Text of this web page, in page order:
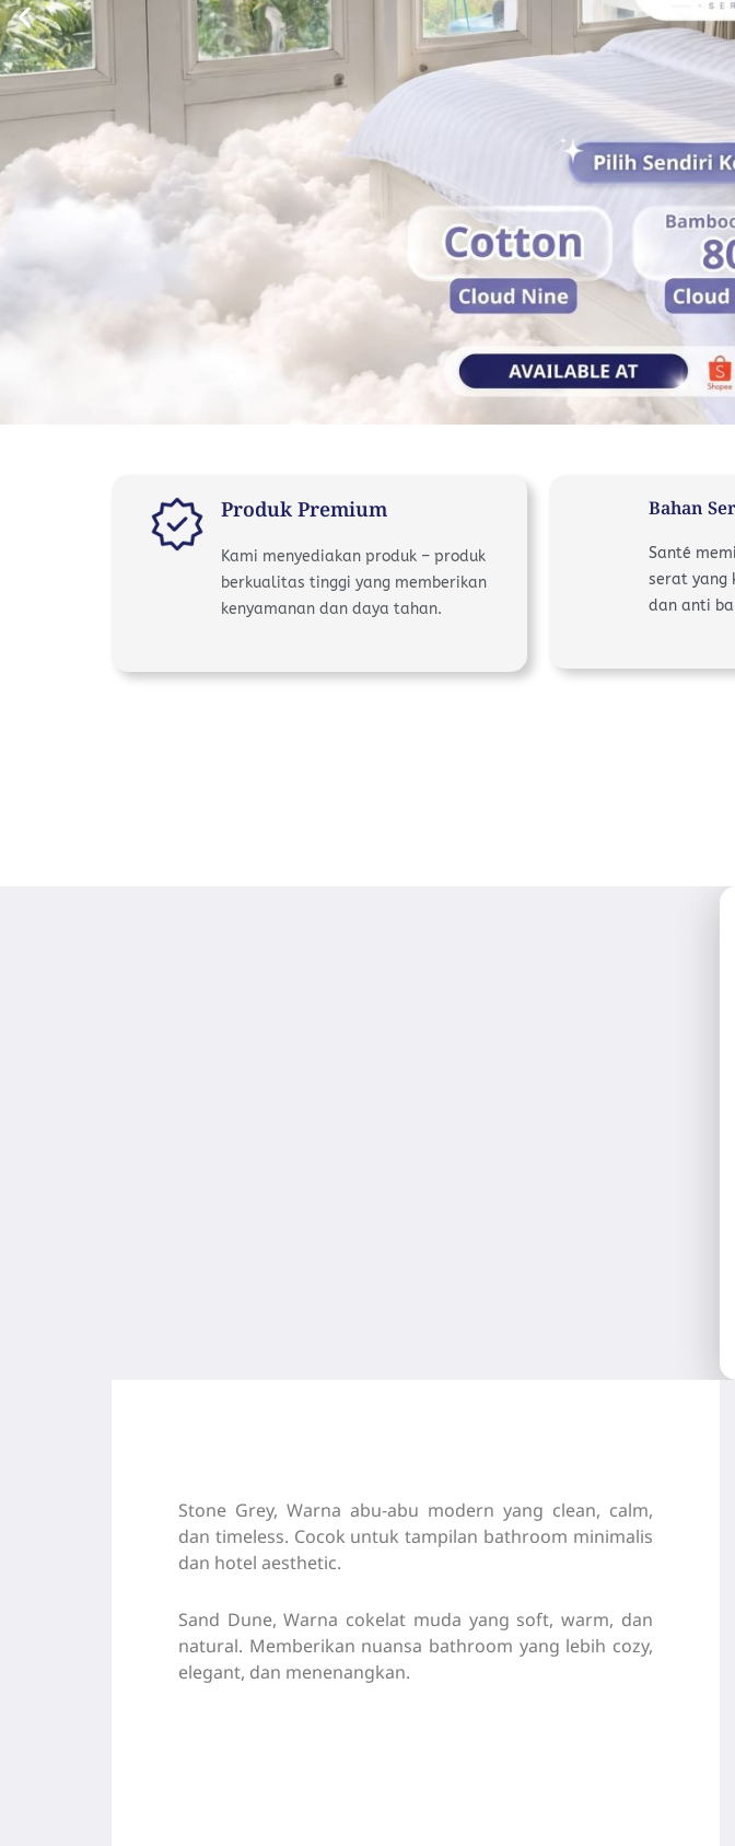
Produk Premium
Kami menyediakan produk – produk
berkualitas tinggi yang memberikan
kenyamanan dan daya tahan.
Bahan
Santé
serat yang
dan anti
Stone Grey, Warna abu-abu modern yang clean, calm,
dan timeless. Cocok untuk tampilan bathroom minimalis
dan hotel aesthetic.
Sand Dune, Warna cokelat muda yang soft, warm, dan
natural. Memberikan nuansa bathroom yang lebih cozy,
elegant, dan menenangkan.